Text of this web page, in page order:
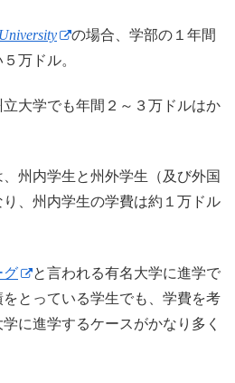
の場合、学部の１年間
万ドル。
大学でも年間２～３万ドルはか
州内学生と州外学生（及び外国
、州内学生の学費は約１万ドル
グ
と言われる有名大学に進学で
とっている学生でも、学費を考
に進学するケースがかなり多く